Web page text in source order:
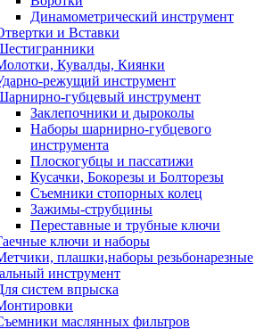
Динамометрический инструмент
и Вставки
Кувалды, Киянки
режущий инструмент
губцевый инструмент
Заклепочники и дыроколы
Наборы шарнирно-губцевого
инструмента
Плоскогубцы и пассатижи
Кусачки, Бокорезы и Болторезы
Съемники стопорных колец
Зажимы-струбцины
Переставные и трубные ключи
ключи и наборы
плашки,наборы резьбонарезные
инструмент
систем впрыска
маслянных фильтров